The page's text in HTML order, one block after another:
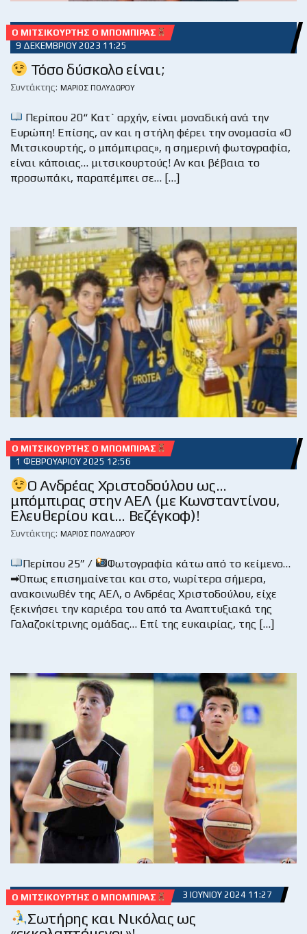
Ο ΜΙΤΣΙΚΟΥΡΤΉΣ Ο ΜΠΌΜΠΙΡΑΣ
9 ΔΕΚΕΜΒΡΊΟΥ 2023 11:25
Τόσο δύσκολο είναι;
Συντάκτης: ΜΆΡΙΟΣ ΠΟΛΥΔΏΡΟΥ
Περίπου 20“ Κατ` αρχήν, είναι μοναδική ανά την
Ευρώπη! Επίσης, αν και η στήλη φέρει την ονομασία «Ο
Μιτσικουρτής, ο μπόμπιρας», η σημερινή φωτογραφία,
είναι κάποιας… μιτσικουρτούς! Αν και βέβαια το
προσωπάκι, παραπέμπει σε… […]
Ο ΜΙΤΣΙΚΟΥΡΤΉΣ Ο ΜΠΌΜΠΙΡΑΣ
1 ΦΕΒΡΟΥΑΡΊΟΥ 2025 12:56
Ο Ανδρέας Χριστοδούλου ως…
μπόμπιρας στην ΑΕΛ (με Κωνσταντίνου,
Ελευθερίου και… Βεζέγκοφ)!
Συντάκτης: ΜΆΡΙΟΣ ΠΟΛΥΔΏΡΟΥ
Περίπου 25” /
Φωτογραφία κάτω από το κείμενο…
➡Όπως επισημαίνεται και στο, νωρίτερα σήμερα,
ανακοινωθέν της ΑΕΛ, ο Ανδρέας Χριστοδούλου, είχε
ξεκινήσει την καριέρα του από τα Αναπτυξιακά της
Γαλαζοκίτρινης ομάδας… Επί της ευκαιρίας, της […]
Ο ΜΙΤΣΙΚΟΥΡΤΉΣ Ο ΜΠΌΜΠΙΡΑΣ 3 ΙΟΥΝΊΟΥ 2024 11:27
Σωτήρης και Νικόλας ως